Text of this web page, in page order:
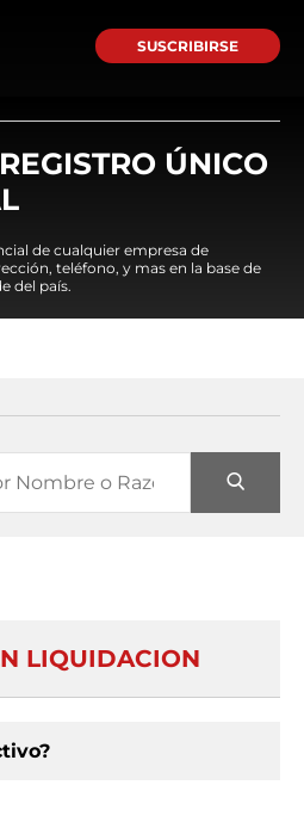
SUSCRIBIRSE
ÚNICO
de cualquier empresa de
teléfono, y mas en la base de
del país.
LIQUIDACION